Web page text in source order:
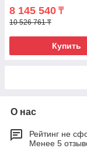
8 145 540 ₸
10 526 761 ₸
Купить
О нас
Рейтинг не
Менее 5